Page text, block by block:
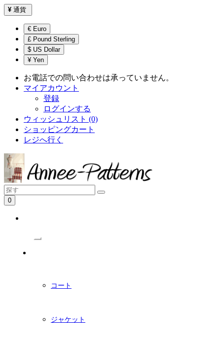
¥ 通貨
€ Euro
£ Pound Sterling
$ US Dollar
¥ Yen
お電話での問い合わせは承っていません。
マイアカウント
登録
ログインする
ウィッシュリスト (0)
ショッピングカート
レジへ行く
0
コート
ジャケット